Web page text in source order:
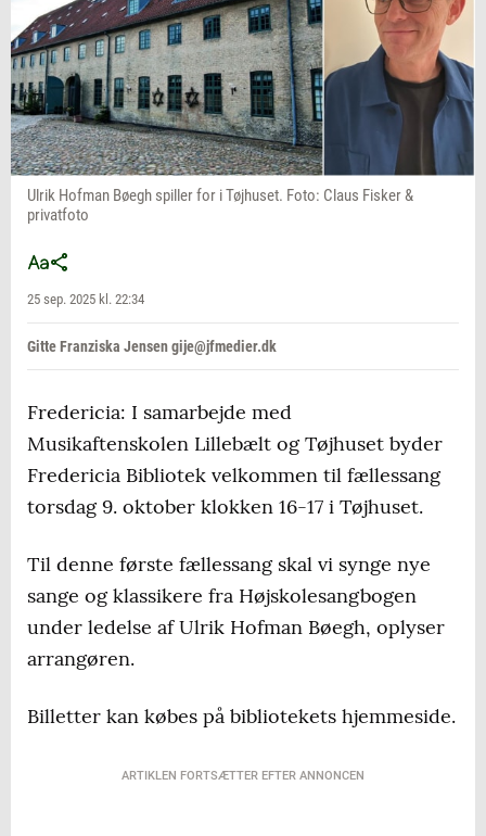
Ulrik Hofman Bøegh spiller for i Tøjhuset. Foto: Claus Fisker &
privatfoto
25 sep. 2025 kl. 22:34
Gitte Franziska Jensen gije@jfmedier.dk
Fredericia: I samarbejde med
Musikaftenskolen Lillebælt og Tøjhuset byder
Fredericia Bibliotek velkommen til fællessang
torsdag 9. oktober klokken 16-17 i Tøjhuset.
Til denne første fællessang skal vi synge nye
sange og klassikere fra Højskolesangbogen
under ledelse af Ulrik Hofman Bøegh, oplyser
arrangøren.
Billetter kan købes på bibliotekets hjemmeside.
ARTIKLEN FORTSÆTTER EFTER ANNONCEN